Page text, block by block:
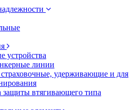
устройства
линии
удерживающие и для
защиты втягивающего типа